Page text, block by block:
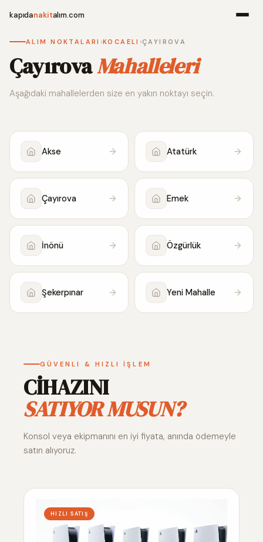
kapıdanakitalım.com
Alım
ALIM NOKTALARI ›KOCAELI ›ÇAYIROVA
ÇayırovaMahalleleri
Aşağıdaki mahallelerden size en yakın noktayı seçin.
Akse Atatürk
Çayırova Emek
İnönü Özgürlük
Şekerpınar Yeni Mahalle
GÜVENLI & HIZLI İŞLEM
CİHAZINI
SATIYOR MUSUN?
Konsol veya ekipmanını en iyi fiyata, anında ödemeyle
satın alıyoruz.
HIZLI SATIŞ